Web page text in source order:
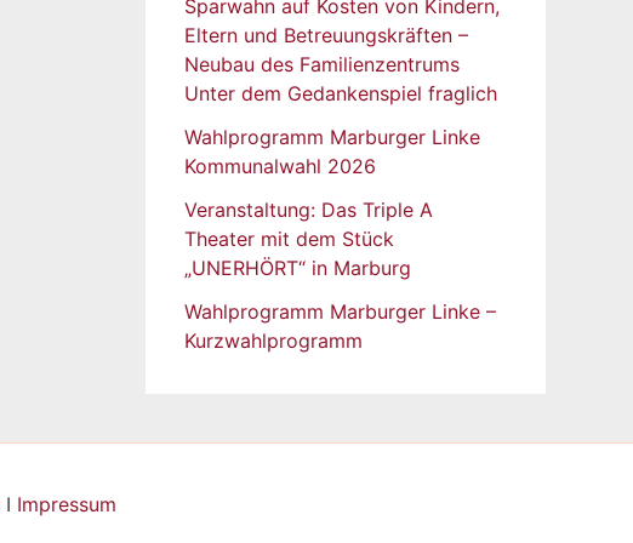
Sparwahn auf Kosten von Kindern,
Eltern und Betreuungskräften –
Neubau des Familienzentrums
Unter dem Gedankenspiel fraglich
Wahlprogramm Marburger Linke
Kommunalwahl 2026
Veranstaltung: Das Triple A
Theater mit dem Stück
„UNERHÖRT“ in Marburg
Wahlprogramm Marburger Linke –
Kurzwahlprogramm
I Impressum